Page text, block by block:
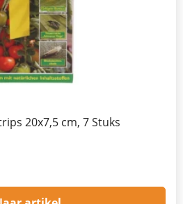
20x7,5 cm, 7 Stuks